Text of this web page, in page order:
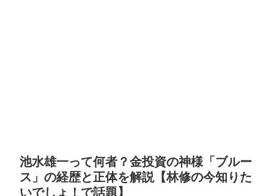
池水雄一って何者？金投資の神様「ブルー
ス」の経歴と正体を解説【林修の今知りた
いでしょ！で話題】